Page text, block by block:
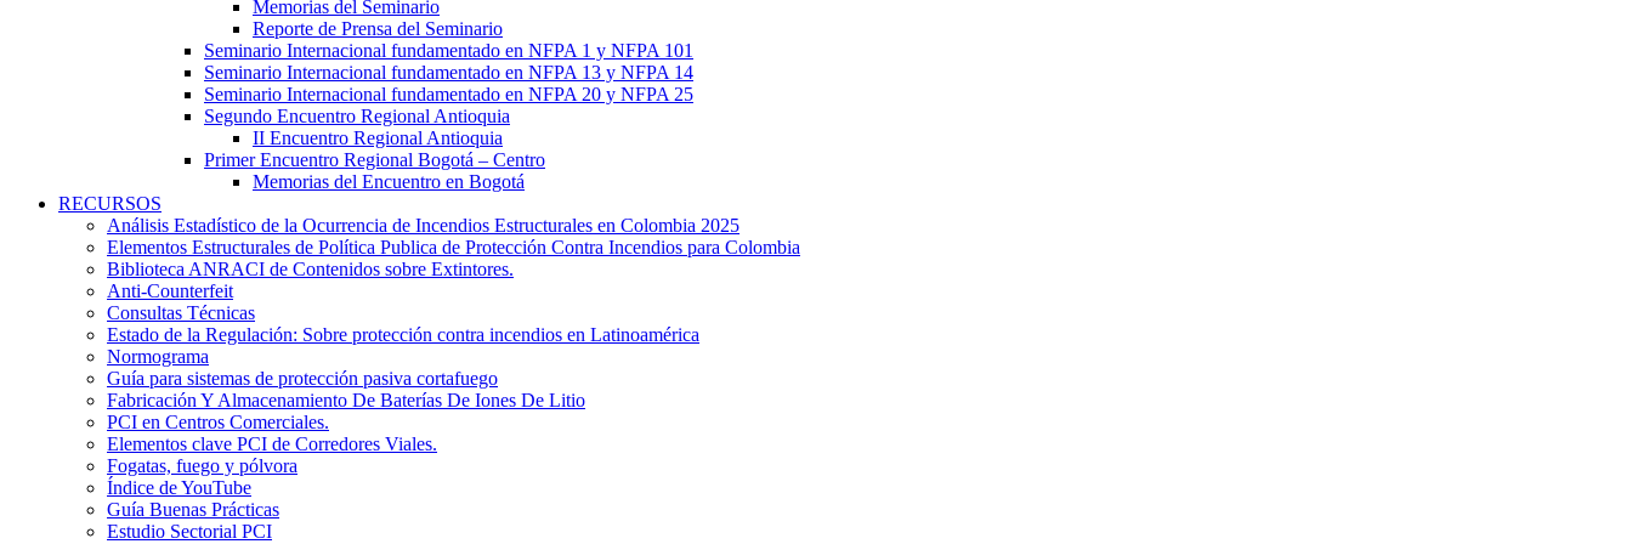
Memorias del Seminario
Reporte de Prensa del Seminario
Seminario Internacional fundamentado en NFPA 1 y NFPA 101
Seminario Internacional fundamentado en NFPA 13 y NFPA 14
Seminario Internacional fundamentado en NFPA 20 y NFPA 25
Segundo Encuentro Regional Antioquia
II Encuentro Regional Antioquia
Primer Encuentro Regional Bogotá – Centro
Memorias del Encuentro en Bogotá
RECURSOS
Análisis Estadístico de la Ocurrencia de Incendios Estructurales en Colombia 2025
Elementos Estructurales de Política Publica de Protección Contra Incendios para Colombia
Biblioteca ANRACI de Contenidos sobre Extintores.
Anti-Counterfeit
Consultas Técnicas
Estado de la Regulación: Sobre protección contra incendios en Latinoamérica
Normograma
Guía para sistemas de protección pasiva cortafuego
Fabricación Y Almacenamiento De Baterías De Iones De Litio
PCI en Centros Comerciales.
Elementos clave PCI de Corredores Viales.
Fogatas, fuego y pólvora
Índice de YouTube
Guía Buenas Prácticas
Estudio Sectorial PCI